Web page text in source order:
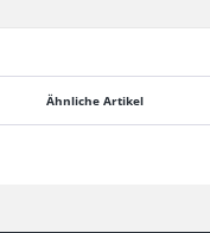
Ähnliche Artikel